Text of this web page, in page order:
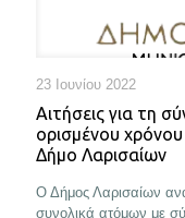
23 Ιουνίου 2022
Αιτήσεις για τη
ορισμένου
Δήμο Λαρισαίων
Ο Δήμος Λαρισαίων
συνολικά ατόμων με